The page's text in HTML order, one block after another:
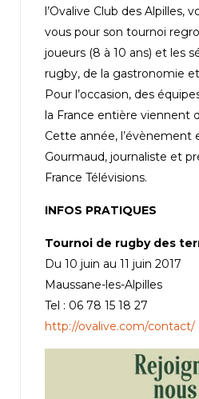
l’Ovalive Club des Alpilles,
vous pour son tournoi
joueurs (8 à 10 ans) et les
rugby, de la gastronomie
Pour l’occasion, des
la France entière viennent
Cette année, l’évènement
Gourmaud, journaliste et
France Télévisions.
INFOS PRATIQUES
Tournoi de rugby des
Du 10 juin au 11 juin 2017
Maussane-les-Alpilles
Tel : 06 78 15 18 27
http://ovalive.com/contact/